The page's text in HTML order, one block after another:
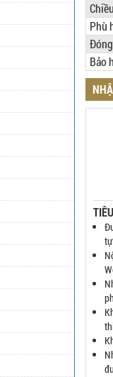
Phù
Bảo